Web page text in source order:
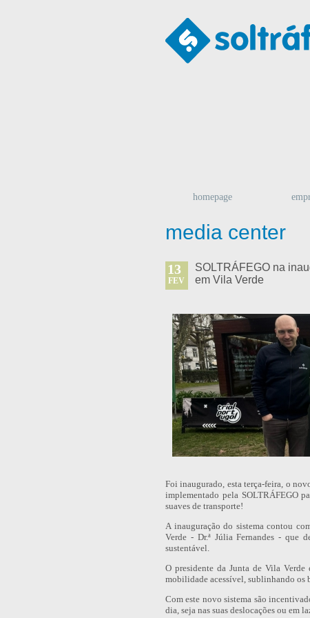
homepage
media center
13
FEV
SOLTRÁFEGO na
em Vila Verde
Foi inaugurado, esta terça-feira, o
implementado pela SOLTRÁFEGO
suaves de transporte!
A inauguração do sistema contou
Verde - Dr.ª Júlia Fernandes - que
sustentável.
O presidente da Junta de Vila
mobilidade acessível, sublinhando os
Com este novo sistema são
dia, seja nas suas deslocações ou em